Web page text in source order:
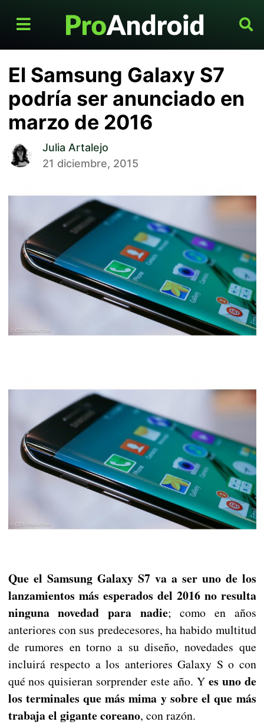
El Samsung Galaxy S7
podría ser anunciado en
marzo de 2016
Julia Artalejo
21 diciembre, 2015
Que el Samsung Galaxy S7 va a ser uno de los
lanzamientos más esperados del 2016 no resulta
ninguna novedad para nadie; como en años
anteriores con sus predecesores, ha habido multitud
de rumores en torno a su diseño, novedades que
incluirá respecto a los anteriores Galaxy S o con
qué nos quisieran sorprender este año. Yes uno de
los terminales que más mima y sobre el que más
trabaja el gigante coreano, con razón.